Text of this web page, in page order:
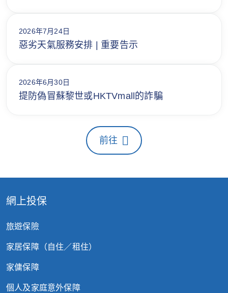
2026年7月24日
惡劣天氣服務安排 | 重要告示
2026年6月30日
提防偽冒蘇黎世或HKTVmall的詐騙
前往
網上投保
旅遊保險
家居保障（自住／租住）
家傭保障
個人及家庭意外保障